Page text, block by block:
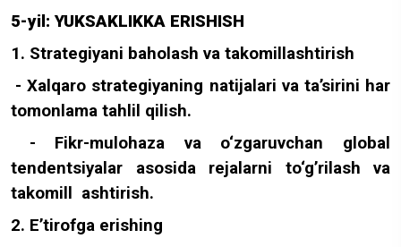
5-yil: YUKSAKLIKKA ERISHISH
1. Strategiyani baholash va takomillashtirish
- Xalqaro strategiyaning natijalari va ta’sirini har
tomonlama tahlil qilish.
- Fikr-mulohaza va o‘zgaruvchan global
tendentsiyalar asosida rejalarni to‘g’rilash va
takomill ashtirish.
2. E’tirofga erishing